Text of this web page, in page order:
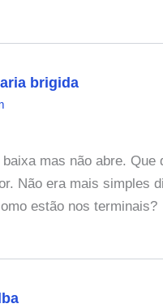
brigida
mas não abre. Que
Não era mais simples
estão nos terminais?